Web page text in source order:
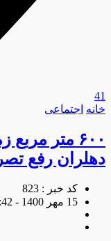
41
خانه اجتماعی
۶۰۰ متر
دهلران رفع
کد خبر : 823
15 مهر 1400 - 15:42